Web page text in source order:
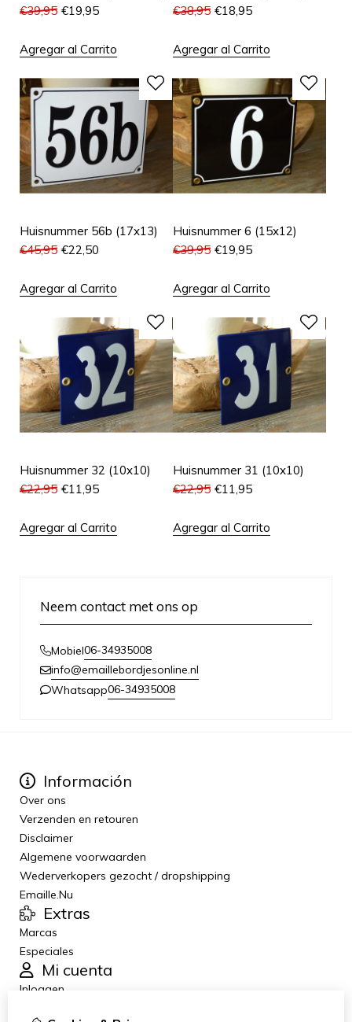
€39,95 €19,95
Agregar al Carrito
€38,95 €18,95
Agregar al Carrito
Huisnummer 56b (17x13)
€45,95 €22,50
Agregar al Carrito
Huisnummer 6 (15x12)
€39,95 €19,95
Agregar al Carrito
Huisnummer 32 (10x10)
€22,95 €11,95
Agregar al Carrito
Huisnummer 31 (10x10)
€22,95 €11,95
Agregar al Carrito
Neem contact met ons op
Mobiel06-34935008
info@emaillebordjesonline.nl
Whatsapp06-34935008
Información
Over ons
Verzenden en retouren
Disclaimer
Algemene voorwaarden
Wederverkopers gezocht / dropshipping
Emaille.Nu
Extras
Marcas
Especiales
Mi cuenta
Inloggen